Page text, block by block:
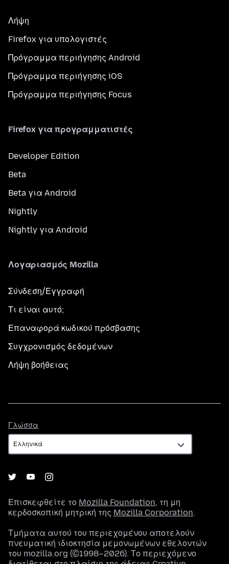
Λήψη
Firefox για υπολογιστές
Πρόγραμμα περιήγησης Android
Πρόγραμμα περιήγησης iOS
Πρόγραμμα περιήγησης Focus
Firefox για προγραμματιστές
Developer Edition
Beta
Beta για Android
Nightly
Nightly για Android
Λογαριασμός Mozilla
Σύνδεση/Εγγραφή
Τι είναι αυτό;
Επαναφορά κωδικού πρόσβασης
Συγχρονισμός δεδομένων
Λήψη βοήθειας
Γλώσσα
Επισκεφθείτε το Mozilla Foundation, τη μη
κερδοσκοπική μητρική της Mozilla Corporation.
Τμήματα αυτού του περιεχομένου αποτελούν
πνευματική ιδιοκτησία μεμονωμένων εθελοντών
του mozilla.org (©1998–2026). Το περιεχόμενο